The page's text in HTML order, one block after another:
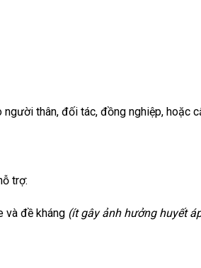
thân, đối tác, đồng nghiệp, hoặc
trợ:
và đề kháng (ít gây ảnh hưởng huyết